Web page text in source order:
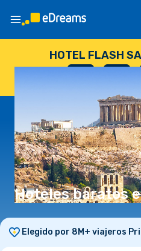
HOTEL FLASH
-- : -- :
Hoteles baratos
Elegido por 8M+ viajeros